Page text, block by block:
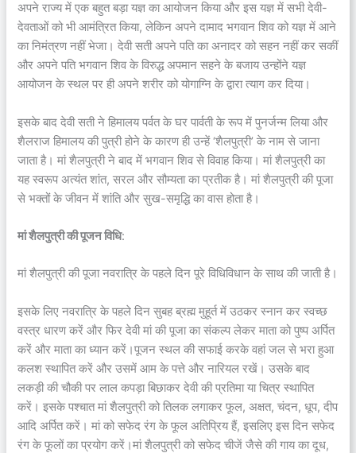
अपने राज्य में एक बहुत बड़ा यज्ञ का आयोजन किया और इस यज्ञ में सभी देवी-
देवताओं को भी आमंत्रित किया, लेकिन अपने दामाद भगवान शिव को यज्ञ में आने
का निमंत्रण नहीं भेजा। देवी सती अपने पति का अनादर को सहन नहीं कर सकीं
और अपने पति भगवान शिव के विरुद्ध अपमान सहने के बजाय उन्होंने यज्ञ
आयोजन के स्थल पर ही अपने शरीर को योगाग्नि के द्वारा त्याग कर दिया।
इसके बाद देवी सती ने हिमालय पर्वत के घर पार्वती के रूप में पुनर्जन्म लिया और
शैलराज हिमालय की पुत्री होने के कारण ही उन्हें ‘शैलपुत्री’ के नाम से जाना
जाता है। मां शैलपुत्री ने बाद में भगवान शिव से विवाह किया। मां शैलपुत्री का
यह स्वरूप अत्यंत शांत, सरल और सौम्यता का प्रतीक है। मां शैलपुत्री की पूजा
से भक्तों के जीवन में शांति और सुख-समृद्धि का वास होता है।
मां शैलपुत्री की पूजन विधि:
मां शैलपुत्री की पूजा नवरात्रि के पहले दिन पूरे विधिविधान के साथ की जाती है।
इसके लिए नवरात्रि के पहले दिन सुबह ब्रह्म मुहूर्त में उठकर स्नान कर स्वच्छ
वस्त्र धारण करें और फिर देवी मां की पूजा का संकल्प लेकर माता को पुष्प अर्पित
करें और माता का ध्यान करें।पूजन स्थल की सफाई करके वहां जल से भरा हुआ
कलश स्थापित करें और उसमें आम के पत्ते और नारियल रखें। उसके बाद
लकड़ी की चौकी पर लाल कपड़ा बिछाकर देवी की प्रतिमा या चित्र स्थापित
करें। इसके पश्चात मां शैलपुत्री को तिलक लगाकर फूल, अक्षत, चंदन, धूप, दीप
आदि अर्पित करें। मां को सफेद रंग के फूल अतिप्रिय हैं, इसलिए इस दिन सफेद
रंग के फूलों का प्रयोग करें।मां शैलपुत्री को सफेद चीजें जैसे की गाय का दूध,